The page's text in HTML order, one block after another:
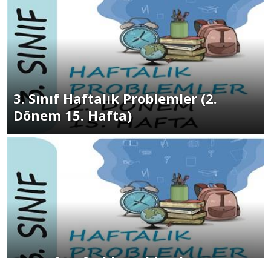
3. Sınıf Haftalık Problemler (2.
Dönem 15. Hafta)